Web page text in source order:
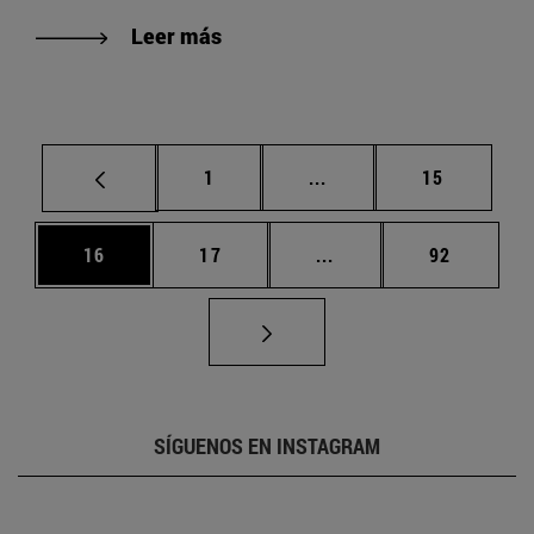
Leer más
Página
1 ... Páginas intermedias
Página
15
Página
16 Página
17 ... Páginas intermedias
Página
92
SÍGUENOS EN INSTAGRAM